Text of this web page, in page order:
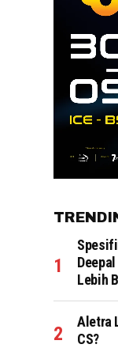
Lebih
Aletra
CS?